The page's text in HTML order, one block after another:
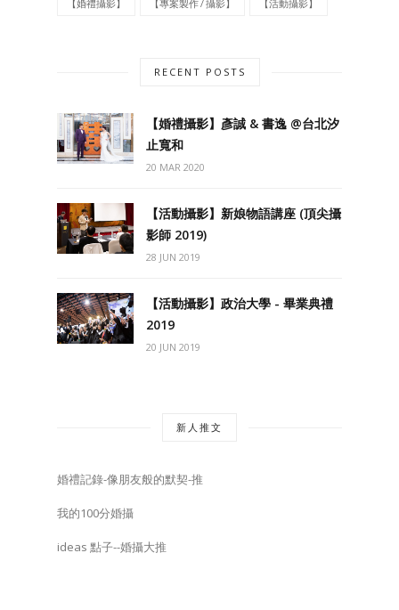
【婚禮攝影】 【專案製作 / 攝影】 【活動攝影】
RECENT POSTS
【婚禮攝影】彥誠 & 書逸 @台北汐
止寬和
20 MAR 2020
【活動攝影】新娘物語講座 (頂尖攝
影師 2019)
28 JUN 2019
【活動攝影】政治大學 - 畢業典禮
2019
20 JUN 2019
新人推文
婚禮記錄-像朋友般的默契-推
我的100分婚攝
ideas 點子--婚攝大推